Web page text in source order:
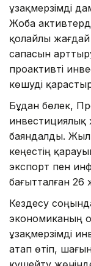
ұзақмерзімді
Жоба
қолайлы
сапасын
проактивті
көшуді
Бұдан бөлек,
инвестициялық
баяндалды.
кеңестің
экспорт пен
бағытталған 26
Кездесу
экономиканың
ұзақмерзімді
атап өтіп,